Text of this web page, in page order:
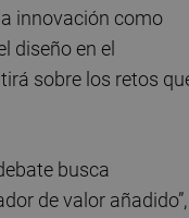
innovación como
diseño en el
sobre los retos
busca
de valor añadido”,